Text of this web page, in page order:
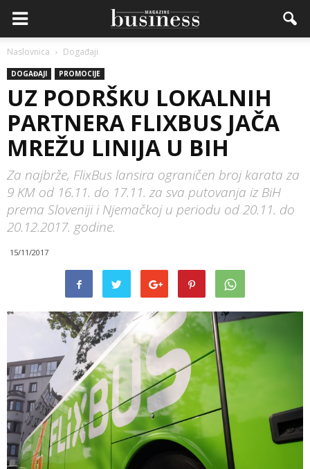
Naslovnica Događaji
DOGAĐAJI PROMOCIJE
UZ PODRŠKU LOKALNIH
PARTNERA FLIXBUS JAČA
MREŽU LINIJA U BIH
Za najbrže, FlixBus lansira ograničen broj karata za
9 KM od 16.11. do 17.11. za sva putovanja iz BiH
prema Sloveniji i Njemačkoj u periodu od 20.11. do
20.12.2017. godine.
15/11/2017